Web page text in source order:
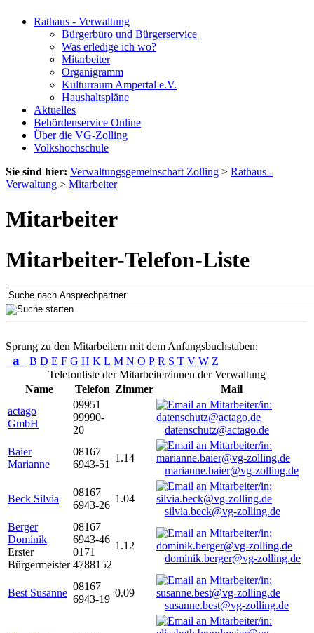
Rathaus - Verwaltung
Bürgerbüro und Bürgerservice
Was erledige ich wo?
Mitarbeiter
Organigramm
Kulturraum Ampertal e.V.
Haushaltspläne
Aktuelles
Behördenservice Online
Über die VG-Zolling
Volkshochschule
Sie sind hier: Verwaltungsgemeinschaft Zolling > Rathaus -
Verwaltung > Mitarbeiter
Mitarbeiter
Mitarbeiter-Telefon-Liste
Sprung zu den Mitarbeitern mit dem Anfangsbuchstaben:
a B D E F G H K L M N O P R S T V W Z
Telefonliste der Mitarbeiter/innen der Verwaltung
Name
Telefon Zimmer
Mail
actago
GmbH
09951
99990-
20
datenschutz@actago.de
Baier
Marianne
08167
6943-51
1.14
marianne.baier@vg-zolling.de
Beck Silvia
08167
6943-26
1.04
silvia.beck@vg-zolling.de
Berger
Dominik
Erster
Bürgermeister
08167
6943-46
0171
4788152
1.12
dominik.berger@vg-zolling.de
Best Susanne
08167
6943-19
0.09
susanne.best@vg-zolling.de